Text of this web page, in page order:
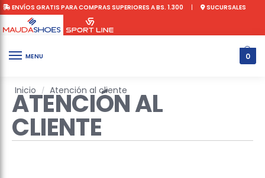
ENVÍOS GRATIS PARA COMPRAS SUPERIORES A BS. 1.300 | SUCURSALES
MENU 0
Inicio / Atención al cliente
ATENCIÓN AL
CLIENTE